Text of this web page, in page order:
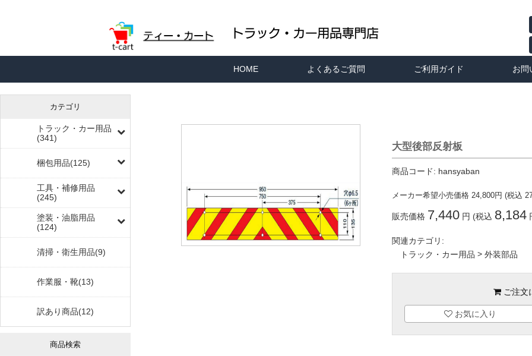
HOME よくあるご質問 ご利用ガイド お問
カテゴリ
トラック・カー用品
(341)
梱包用品(125)
工具・補修用品
(245)
塗装・油脂用品
(124)
清掃・衛生用品(9)
作業服・靴(13)
訳あり商品(12)
商品検索
大型後部反射板
商品コード: hansyaban
メーカー希望小売価格 24,800円 (税込
販売価格 7,440円 (税込 8,184
関連カテゴリ:
トラック・カー用品 > 外装部品
ご注文
お気に入り